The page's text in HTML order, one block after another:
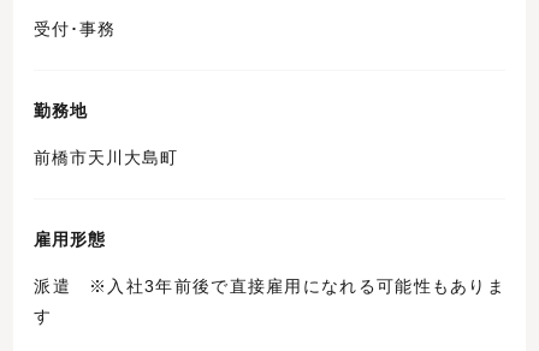
受付･事務
勤務地
前橋市天川大島町
雇用形態
派遣 ※入社3年前後で直接雇用になれる可能性もありま
す